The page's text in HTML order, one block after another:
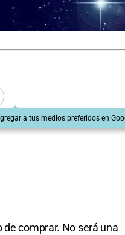
a tus medios preferidos en
comprar. No será una